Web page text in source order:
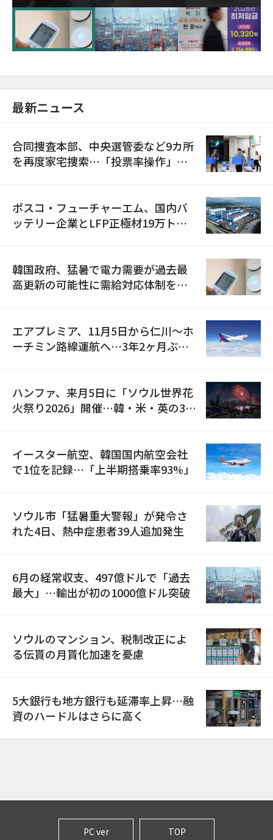
に需給対応体制を点検
最新ニュース
合同捜査本部、中央選管委など9カ所
を再度家宅捜索…「投票率操作」の
ポスコ・フューチャーエム、国内バ
ッテリー企業とLFP正極材19万トン
韓国政府、猛暑で電力需要が過去最
高更新の可能性に需給対応体制を点
エアプレミア、11月5日から仁川〜ホ
ーチミン路線運航へ…3年2ヶ月ぶり
ハンファ、来月5日に「ソウル世界花
火祭り2026」開催…韓・米・英の3カ
イースター航空、韓国国内航空会社
で1位を記録…「上半期搭乗率93%」
ソウル市「猛暑重大警報」が発令さ
れた4日、熱中症患者39人追加発生
6月の経常収支、497億ドルで「過去
最大」…輸出が初の1000億ドル突破
ソウルのマンション、税制改正によ
る伝貰の月貰化加速を憂慮
5大銀行も地方銀行も延滞率上昇…融
資のハードルはさらに高く
PC ver TOP